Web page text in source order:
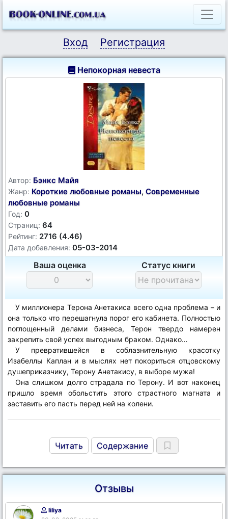
Вход Регистрация
Непокорная невеста
Автор: Бэнкс Майя
Жанр: Короткие любовные романы, Современные
любовные романы
Год: 0
Страниц: 64
Рейтинг: 2716 (4.46)
Дата добавления: 05-03-2014
Ваша оценка Статус книги
У миллионера Терона Анетакиса всего одна проблема – и
она только что перешагнула порог его кабинета. Полностью
поглощенный делами бизнеса, Терон твердо намерен
закрепить свой успех выгодным браком. Однако…
У превратившейся в соблазнительную красотку
Изабеллы Каплан и в мыслях нет покориться отцовскому
душеприказчику, Терону Анетакису, в выборе мужа!
Она слишком долго страдала по Терону. И вот наконец
пришло время обольстить этого страстного магната и
заставить его пасть перед ней на колени.
Читать Содержание
Отзывы
liliya